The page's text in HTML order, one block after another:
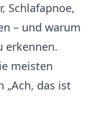
Schlafapnoe,
– und warum
erkennen.
meisten
„Ach, das ist